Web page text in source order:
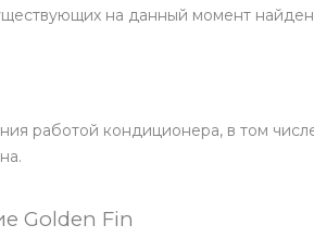
на данный момент
работой кондиционера, в том
Golden Fin